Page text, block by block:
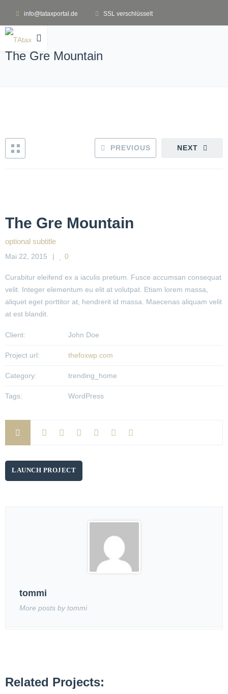
info@tataxportal.de SSL verschlüsselt
The Gre Mountain
NEXT
PREVIOUS
The Gre Mountain
optional subtitle
Mai 22, 2015 0
Curabitur eleifend ex a iaculis pretium. Fusce accumsan consequat
velit. Integer elementum eu elit at volutpat. Etiam lorem massa,
aliquet eget porttitor at, hendrerit id massa. Maecenas aliquam velit
at est blandit.
Client: John Doe
Project url: thefoxwp.com
Category: trending_home
Tags: WordPress
LAUNCH PROJECT
tommi
More posts by tommi
Related Projects: